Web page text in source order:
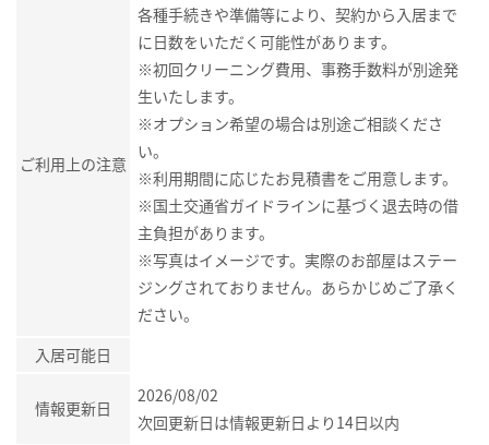
ご利用上の注意
各種手続きや準備等により、契約から入居まで
に日数をいただく可能性があります。
※初回クリーニング費用、事務手数料が別途発
生いたします。
※オプション希望の場合は別途ご相談くださ
い。
※利用期間に応じたお見積書をご用意します。
※国土交通省ガイドラインに基づく退去時の借
主負担があります。
※写真はイメージです。実際のお部屋はステー
ジングされておりません。あらかじめご了承く
ださい。
入居可能日
情報更新日
2026/08/02
次回更新日は情報更新日より14日以内